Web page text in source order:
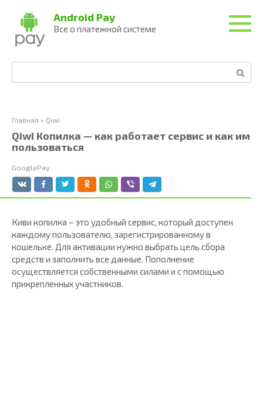
контенту
Android Pay
Все о платежной системе
Главная » Qiwi
Qiwi Копилка — как работает сервис и как им
пользоваться
GooglePay
Киви копилка – это удобный сервис, который доступен
каждому пользователю, зарегистрированному в
кошельке. Для активации нужно выбрать цель сбора
средств и заполнить все данные. Пополнение
осуществляется собственными силами и с помощью
прикрепленных участников.